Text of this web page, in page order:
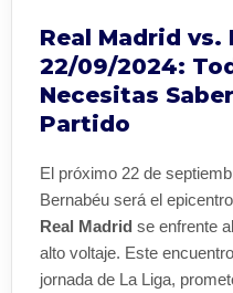
Real Madrid vs.
22/09/2024:
Necesitas
Partido
El próximo 22 de
Bernabéu será el
Real Madrid se enfrente al
alto voltaje. Este
jornada de La Liga,